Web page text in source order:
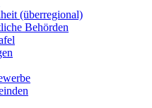
(überregional)
Behörden